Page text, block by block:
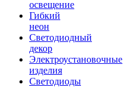
освещение
Гибкий
неон
Светодиодный
декор
Электроустановочные
изделия
Светодиоды